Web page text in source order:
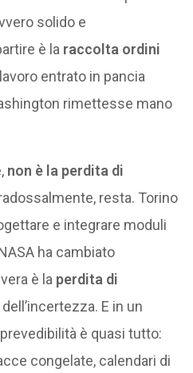
solido e
è la raccolta ordini
entrato in pancia
rimettesse mano
non è la perdita di
resta. Torino
e integrare moduli
ha cambiato
è la perdita di
dell’incertezza. E in un
è quasi tutto:
congelate, calendari di